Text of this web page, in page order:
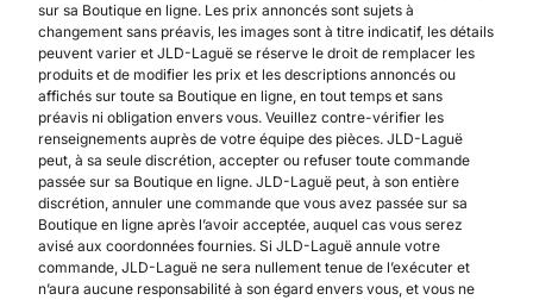
sur sa Boutique en ligne. Les prix annoncés sont sujets à
changement sans préavis, les images sont à titre indicatif, les détails
peuvent varier et JLD-Laguë se réserve le droit de remplacer les
produits et de modifier les prix et les descriptions annoncés ou
affichés sur toute sa Boutique en ligne, en tout temps et sans
préavis ni obligation envers vous. Veuillez contre-vérifier les
renseignements auprès de votre équipe des pièces. JLD-Laguë
peut, à sa seule discrétion, accepter ou refuser toute commande
passée sur sa Boutique en ligne. JLD-Laguë peut, à son entière
discrétion, annuler une commande que vous avez passée sur sa
Boutique en ligne après l’avoir acceptée, auquel cas vous serez
avisé aux coordonnées fournies. Si JLD-Laguë annule votre
commande, JLD-Laguë ne sera nullement tenue de l’exécuter et
n’aura aucune responsabilité à son égard envers vous, et vous ne